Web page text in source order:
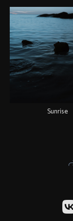
Sunrise